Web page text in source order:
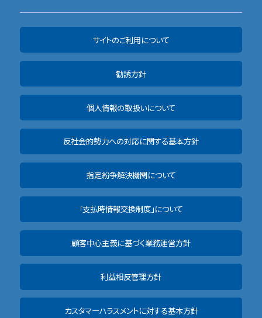
サイトのご利用について
勧誘方針
個人情報の取扱いについて
反社会的勢力への対応に関する基本方針
指定紛争解決機関について
「支払時情報交換制度」について
顧客中心主義に基づく業務運営方針
利益相反管理方針
カスタマーハラスメントに対する基本方針